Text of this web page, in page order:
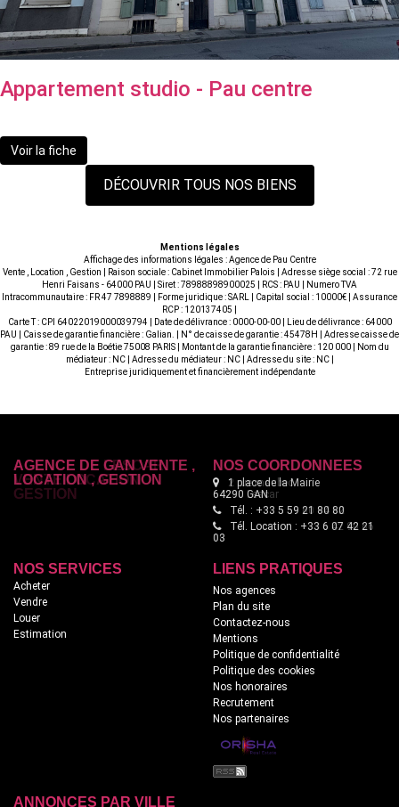
Appartement studio - Pau centre
Voir la fiche
DÉCOUVRIR TOUS NOS BIENS
Mentions légales
Affichage des informations légales : Agence de Pau Centre
Vente , Location , Gestion | Raison sociale : Cabinet Immobilier Palois | Adresse siège social : 72 rue
Henri Faisans - 64000 PAU | Siret : 78988898900025 | RCS : PAU | Numero TVA
Intracommunautaire : FR 47 7898889 | Forme juridique : SARL | Capital social : 10000€ | Assurance
RCP : 120137405 |
Carte T : CPI 64022019000039794 | Date de délivrance : 0000-00-00 | Lieu de délivrance : 64000
PAU | Caisse de garantie financière : Galian. | N° de caisse de garantie : 45478H | Adresse caisse de
garantie : 89 rue de la Boétie 75008 PARIS | Montant de la garantie financière : 120 000 | Nom du
médiateur : NC | Adresse du médiateur : NC | Adresse du site : NC |
Entreprise juridiquement et financièrement indépendante
AGENCE DE LESCAR
VENTE LOCATION
GESTION
NOS COORDONNÉES
2 rue maubec
64230 Lescar
Tél. : +33 5 59 60 94 62
Tél. Location : +33 6 42 90 66
18
NOS SERVICES
Acheter
Vendre
Louer
Estimation
LIENS PRATIQUES
Nos agences
Plan du site
Contactez-nous
Mentions
Politique de confidentialité
Politique des cookies
Nos honoraires
Recrutement
Nos partenaires
ANNONCES PAR VILLE